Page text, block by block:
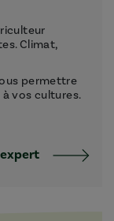
Climat,
permettre
vos cultures.